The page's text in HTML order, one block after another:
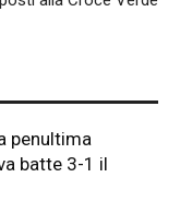
penultima
batte 3-1 il